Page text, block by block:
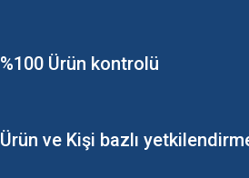
%100 Ürün kontrolü
Ürün ve Kişi bazlı